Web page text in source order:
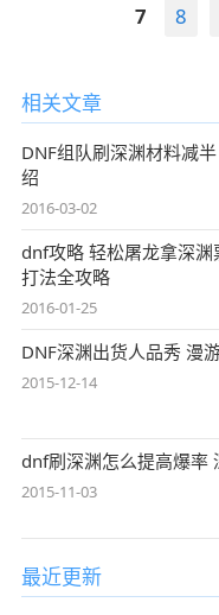
7
8
相关文章
DNF组队刷深渊材料减
绍
2016-03-02
dnf攻略 轻松屠龙拿深
打法全攻略
2016-01-25
DNF深渊出货人品秀 漫
2015-12-14
dnf刷深渊怎么提高爆率
2015-11-03
最近更新